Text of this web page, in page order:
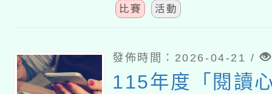
比賽 活動
發佈時間：2026-04-21 /
115年度「閱讀